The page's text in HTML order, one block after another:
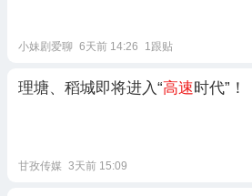
小妹剧爱聊 6天前 14:26 1跟贴
理塘、稻城即将进入“高速时代”！
甘孜传媒 3天前 15:09